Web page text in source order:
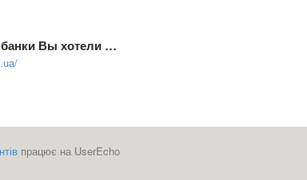
банки Вы хотели …
працює на UserEcho